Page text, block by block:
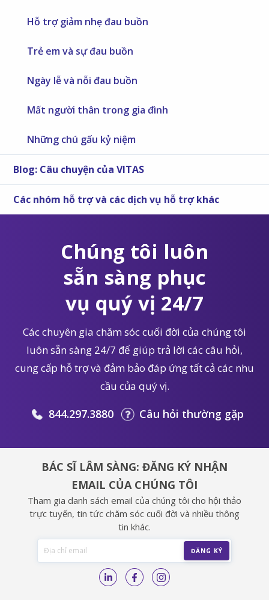
Hỗ trợ giảm nhẹ đau buồn
Trẻ em và sự đau buồn
Ngày lễ và nỗi đau buồn
Mất người thân trong gia đình
Những chú gấu kỷ niệm
Blog: Câu chuyện của VITAS
Các nhóm hỗ trợ và các dịch vụ hỗ trợ khác
Chúng tôi luôn
sẵn sàng phục
vụ quý vị 24/7
Các chuyên gia chăm sóc cuối đời của chúng tôi
luôn sẵn sàng 24/7 để giúp trả lời các câu hỏi,
cung cấp hỗ trợ và đảm bảo đáp ứng tất cả các nhu
cầu của quý vị.
844.297.3880 Câu hỏi thường gặp
BÁC SĨ LÂM SÀNG: ĐĂNG KÝ NHẬN
EMAIL CỦA CHÚNG TÔI
Tham gia danh sách email của chúng tôi cho hội thảo
trực tuyến, tin tức chăm sóc cuối đời và nhiều thông
tin khác.